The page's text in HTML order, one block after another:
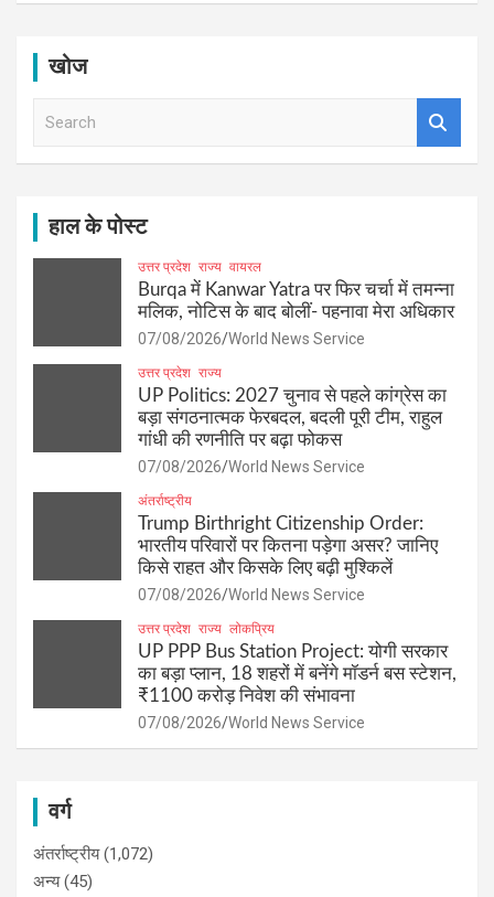
खोज
हाल के पोस्ट
उत्तर प्रदेश राज्य वायरल
Burqa में Kanwar Yatra पर फिर चर्चा में तमन्ना
मलिक, नोटिस के बाद बोलीं- पहनावा मेरा अधिकार
07/08/2026 World News Service
उत्तर प्रदेश राज्य
UP Politics: 2027 चुनाव से पहले कांग्रेस का
बड़ा संगठनात्मक फेरबदल, बदली पूरी टीम, राहुल
गांधी की रणनीति पर बढ़ा फोकस
07/08/2026 World News Service
अंतर्राष्ट्रीय
Trump Birthright Citizenship Order:
भारतीय परिवारों पर कितना पड़ेगा असर? जानिए
किसे राहत और किसके लिए बढ़ी मुश्किलें
07/08/2026 World News Service
उत्तर प्रदेश राज्य लोकप्रिय
UP PPP Bus Station Project: योगी सरकार
का बड़ा प्लान, 18 शहरों में बनेंगे मॉडर्न बस स्टेशन,
₹1100 करोड़ निवेश की संभावना
07/08/2026 World News Service
वर्ग
अंतर्राष्ट्रीय(1,072)
अन्य(45)